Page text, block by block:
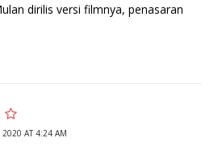
dirilis versi filmnya, penasaran
2020 AT 4:24 AM